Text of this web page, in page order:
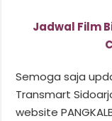
Jadwal Film
Semoga saja
Transmart
website